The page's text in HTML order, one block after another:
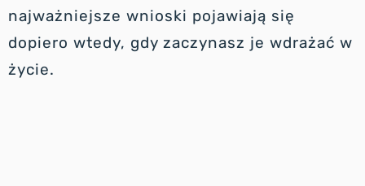
najważniejsze wnioski pojawiają się
dopiero wtedy, gdy zaczynasz je wdrażać w
życie.